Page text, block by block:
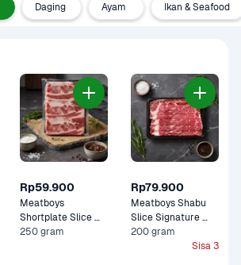
Daging Ayam Ikan & Seafood
Rp59.900
Meatboys
Shortplate Slice
Black Angus Graind
250 gram
Rp79.900
Meatboys Shabu
Slice Signature
Black Angus
Premium 200 gram
200 gram
Sisa 3